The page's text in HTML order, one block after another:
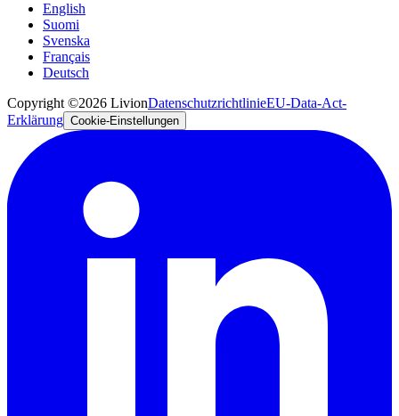
English
Suomi
Svenska
Français
Deutsch
Copyright ©2026 LivionDatenschutzrichtlinieEU-Data-Act-
Erklärung Cookie-Einstellungen